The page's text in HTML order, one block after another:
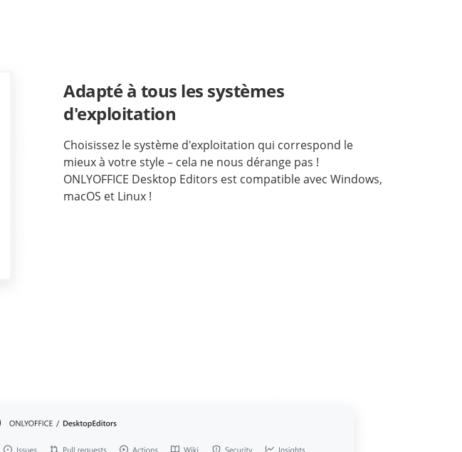
Adapté à tous les systèmes
d'exploitation
Choisissez le système d'exploitation qui correspond le
mieux à votre style – cela ne nous dérange pas !
ONLYOFFICE Desktop Editors est compatible avec Windows,
macOS et Linux !